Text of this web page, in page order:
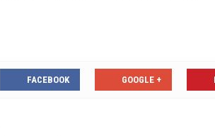
FACEBOOK GOOGLE +